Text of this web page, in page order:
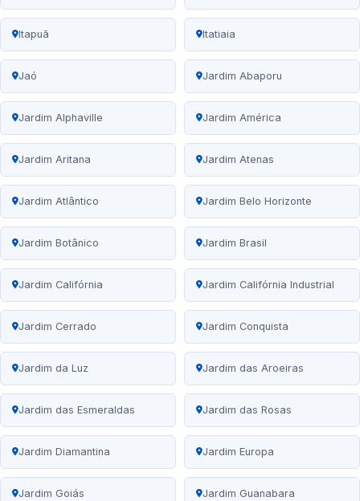
Itapuã Itatiaia
Jaó Jardim Abaporu
Jardim Alphaville Jardim América
Jardim Aritana Jardim Atenas
Jardim Atlântico Jardim Belo Horizonte
Jardim Botânico Jardim Brasil
Jardim Califórnia Jardim Califórnia Industrial
Jardim Cerrado Jardim Conquista
Jardim da Luz Jardim das Aroeiras
Jardim das Esmeraldas Jardim das Rosas
Jardim Diamantina Jardim Europa
Jardim Goiás Jardim Guanabara